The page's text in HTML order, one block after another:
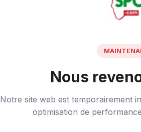
Nous
Notre site web est temporairement
optimisation de